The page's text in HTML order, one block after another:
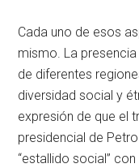
Cada uno de esos
mismo. La
de diferentes
diversidad social y
expresión de que el
presidencial de
“estallido social”